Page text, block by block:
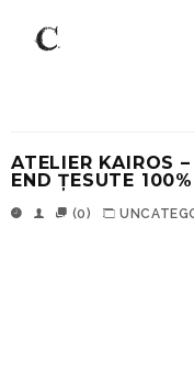
ATELIER KAIROS
END ȚESUTE
(0)